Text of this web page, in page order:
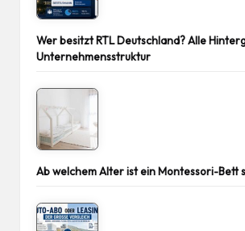
Wer besitzt RTL Deutschland? Alle
Unternehmensstruktur
Ab welchem Alter ist ein Montessori-Bett